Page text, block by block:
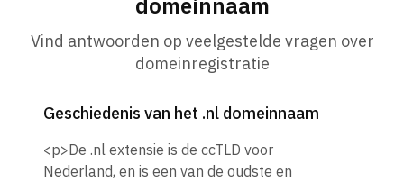
Vind antwoorden op veelgestelde vragen over
domeinregistratie
Geschiedenis van het .nl domeinnaam
<p>De .nl extensie is de ccTLD voor
Nederland, en is een van de oudste en